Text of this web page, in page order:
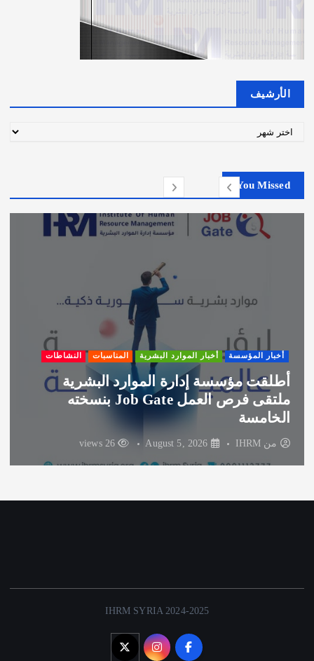
الأرشيف
You Missed
أخبار المؤسسة أخبار الموارد البشرية المناسبات النشاطات
أطلقت مؤسسة إدارة الموارد البشرية
ملتقى فرص العمل Job Gate بنسخته
الخامسة
من IHRM
26 views
IHRM SYRIA 2024-2025